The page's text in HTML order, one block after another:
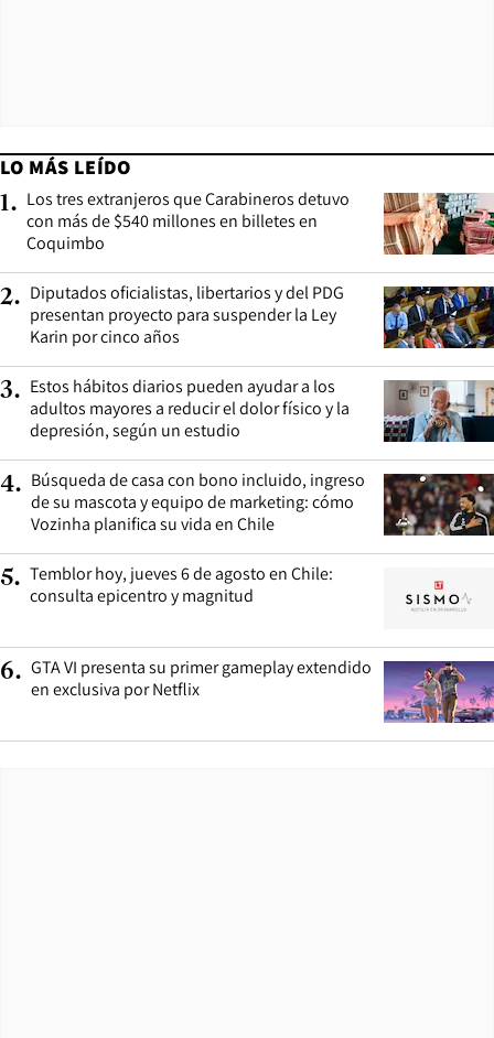
LO MÁS LEÍDO
1. Los tres extranjeros que Carabineros detuvo
con más de $540 millones en billetes en
Coquimbo
2. Diputados oficialistas, libertarios y del PDG
presentan proyecto para suspender la Ley
Karin por cinco años
3. Estos hábitos diarios pueden ayudar a los
adultos mayores a reducir el dolor físico y la
depresión, según un estudio
4. Búsqueda de casa con bono incluido, ingreso
de su mascota y equipo de marketing: cómo
Vozinha planifica su vida en Chile
5. Temblor hoy, jueves 6 de agosto en Chile:
consulta epicentro y magnitud
6. GTA VI presenta su primer gameplay extendido
en exclusiva por Netflix